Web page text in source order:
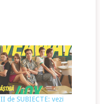
de SUBIECTE: vezi